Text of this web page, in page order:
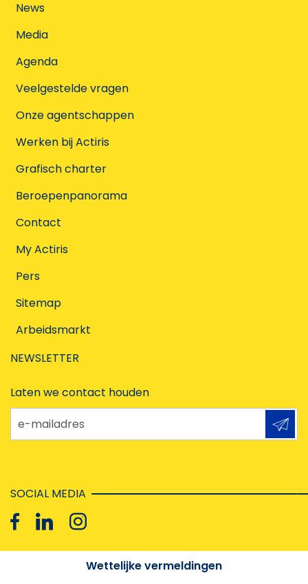
News
Media
Agenda
Veelgestelde vragen
Onze agentschappen
Werken bij Actiris
Grafisch charter
Beroepenpanorama
Contact
My Actiris
Pers
Sitemap
Arbeidsmarkt
NEWSLETTER
Laten we contact houden
e-mailadres
SOCIAL MEDIA
Wettelijke vermeldingen